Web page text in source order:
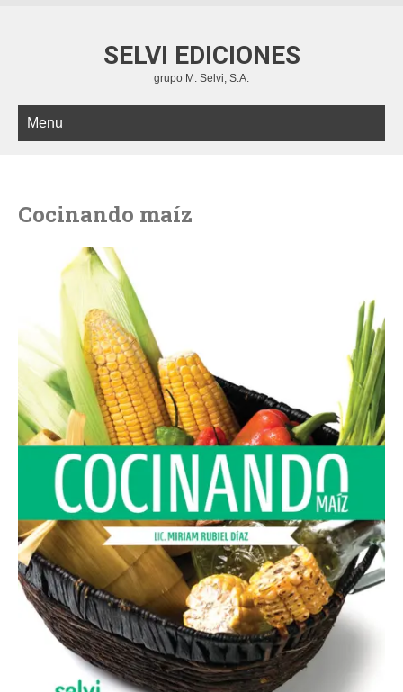
SELVI EDICIONES
grupo M. Selvi, S.A.
Menu
Cocinando maíz